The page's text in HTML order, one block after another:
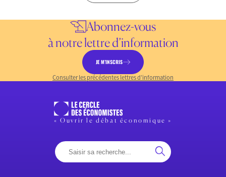
Abonnez-vous
à notre lettre d’information
JE M’INSCRIS
Consulter les précédentes lettres d’information
« Ouvrir le débat économique »